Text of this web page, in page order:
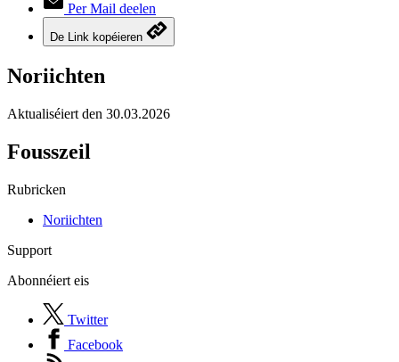
Per Mail deelen
De Link kopéieren
Noriichten
Aktualiséiert den 30.03.2026
Fousszeil
Rubricken
Noriichten
Support
Abonnéiert eis
Twitter
Facebook